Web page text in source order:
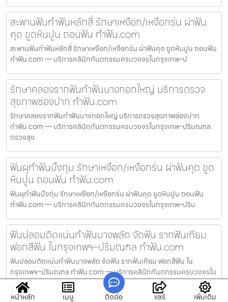
สะพานฟันทำฟันหลักสี่ รักษาเหงือก/เหงือกร่น ผ่าฟัน
คุด ขูดหินปูน ถอนฟัน ทำฟัน.com
สะพานฟันทำฟันหลักสี่ รักษาเหงือก/เหงือกร่น ผ่าฟันคุด ขูดหินปูน ถอนฟัน
ทำฟัน.com — บริการคลินิกทันตกรรมครบวงจรในกรุงเทพ–ป
รักษาคลองรากฟันทำฟันบางกอกใหญ่ บริการตรวจ
สุขภาพช่องปาก ทำฟัน.com
รักษาคลองรากฟันทำฟันบางกอกใหญ่ บริการตรวจสุขภาพช่องปาก
ทำฟัน.com — บริการคลินิกทันตกรรมครบวงจรในกรุงเทพ–ปริมณฑล:
ตรวจสุข
ฟันผุทำฟันบึงกุ่ม รักษาเหงือก/เหงือกร่น ผ่าฟันคุด ขูด
หินปูน ถอนฟัน ทำฟัน.com
ฟันผุทำฟันบึงกุ่ม รักษาเหงือก/เหงือกร่น ผ่าฟันคุด ขูดหินปูน ถอนฟัน
ทำฟัน.com — บริการคลินิกทันตกรรมครบวงจรในกรุงเทพ–ปริม
ฟันปลอมติดแน่นทำฟันบางพลัด จัดฟัน รากฟันเทียม
ฟอกสีฟัน ในกรุงเทพฯ–ปริมณฑล ทำฟัน.com
ฟันปลอมติดแน่นทำฟันบางพลัด จัดฟัน รากฟันเทียม ฟอกสีฟัน ใน
กรุงเทพฯ–ปริมณฑล ทำฟัน.com — บริการคลินิกทันตกรรมครบวงจรใน
กรุงเ
หน้าหลัก
เมนู ติดต่อ แชร์ เพิ่มเติม